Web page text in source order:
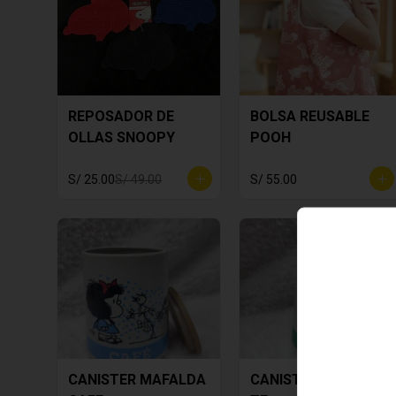
REPOSADOR DE
OLLAS SNOOPY
S/ 25.00S/ 49.00
BOLSA REUSABLE
POOH
S/ 55.00
CANISTER MAFALDA
CANISTER MAFALDA